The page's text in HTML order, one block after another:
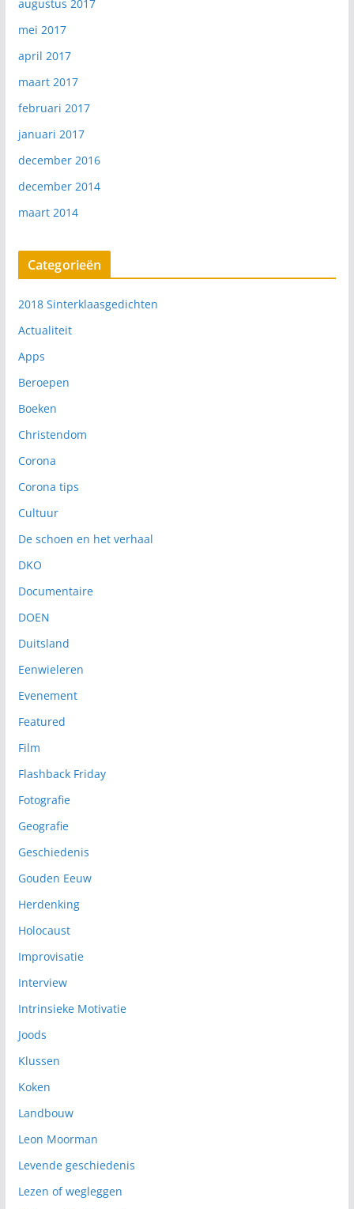
augustus 2017
mei 2017
april 2017
maart 2017
februari 2017
januari 2017
december 2016
december 2014
maart 2014
Categorieën
2018 Sinterklaasgedichten
Actualiteit
Apps
Beroepen
Boeken
Christendom
Corona
Corona tips
Cultuur
De schoen en het verhaal
DKO
Documentaire
DOEN
Duitsland
Eenwieleren
Evenement
Featured
Film
Flashback Friday
Fotografie
Geografie
Geschiedenis
Gouden Eeuw
Herdenking
Holocaust
Improvisatie
Interview
Intrinsieke Motivatie
Joods
Klussen
Koken
Landbouw
Leon Moorman
Levende geschiedenis
Lezen of wegleggen